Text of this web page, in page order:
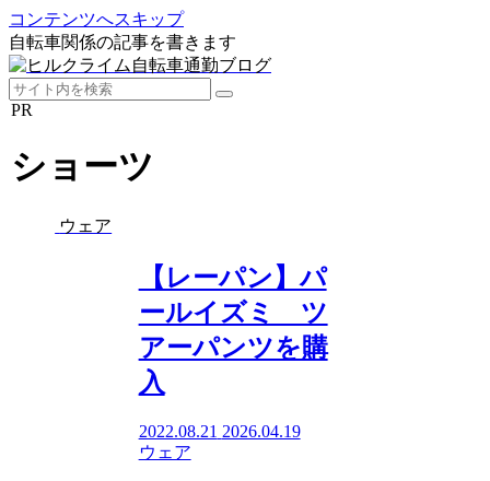
コンテンツへスキップ
自転車関係の記事を書きます
PR
ショーツ
ウェア
【レーパン】パ
ールイズミ ツ
アーパンツを購
入
2022.08.21 2026.04.19
ウェア